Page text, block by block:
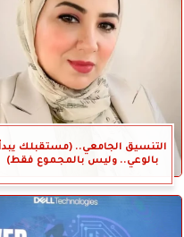
التنسيق الجامعي.. (مستقبلك يبدأ
بالوعي.. وليس بالمجموع فقط)